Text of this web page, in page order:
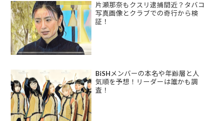
片瀬那奈もクスリ逮捕間近？タバコ
写真画像とクラブでの奇行から検
証！
BiSHメンバーの本名や年齢層と人
気順を予想！リーダーは誰かも調
査！